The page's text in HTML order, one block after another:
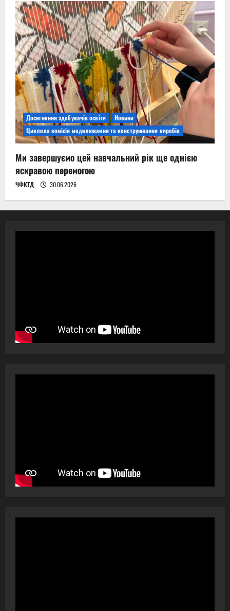
Досягнення здобувачів освіти
Новини
Циклова комісія моделювання та конструювання виробів
Ми завершуємо цей навчальний рік ще однією
яскравою перемогою
ЧФКТД 30.06.2026